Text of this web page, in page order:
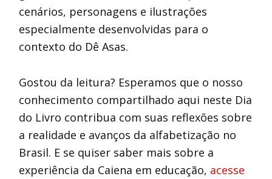
cenários, personagens e ilustrações
especialmente desenvolvidas para o
contexto do Dê Asas.
Gostou da leitura? Esperamos que o nosso
conhecimento compartilhado aqui neste Dia
do Livro contribua com suas reflexões sobre
a realidade e avanços da alfabetização no
Brasil. E se quiser saber mais sobre a
experiência da Caiena em educação, acesse